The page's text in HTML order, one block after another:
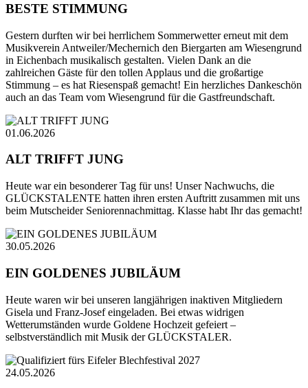
BESTE STIMMUNG
Gestern durften wir bei herrlichem Sommerwetter erneut mit dem
Musikverein Antweiler/Mechernich den Biergarten am Wiesengrund
in Eichenbach musikalisch gestalten. Vielen Dank an die
zahlreichen Gäste für den tollen Applaus und die großartige
Stimmung – es hat Riesenspaß gemacht! Ein herzliches Dankeschön
auch an das Team vom Wiesengrund für die Gastfreundschaft.
01.06.2026
ALT TRIFFT JUNG
Heute war ein besonderer Tag für uns! Unser Nachwuchs, die
GLÜCKSTALENTE hatten ihren ersten Auftritt zusammen mit uns
beim Mutscheider Seniorennachmittag. Klasse habt Ihr das gemacht!
30.05.2026
EIN GOLDENES JUBILÄUM
Heute waren wir bei unseren langjährigen inaktiven Mitgliedern
Gisela und Franz-Josef eingeladen. Bei etwas widrigen
Wetterumständen wurde Goldene Hochzeit gefeiert –
selbstverständlich mit Musik der GLÜCKSTALER.
24.05.2026